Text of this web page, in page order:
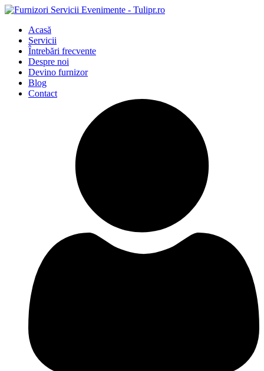
Acasă
Servicii
Întrebări frecvente
Despre noi
Devino furnizor
Blog
Contact